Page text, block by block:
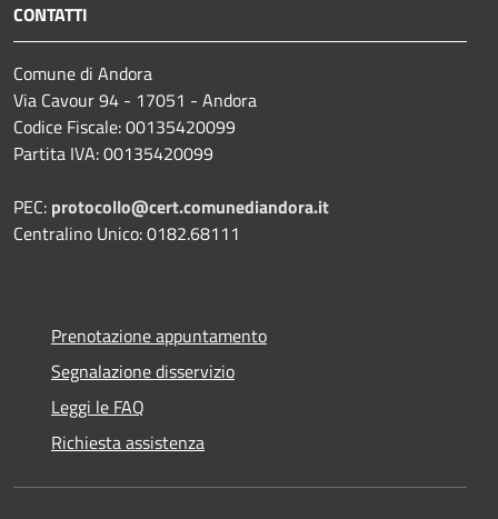
CONTATTI
Comune di Andora
Via Cavour 94 - 17051 - Andora
Codice Fiscale: 00135420099
Partita IVA: 00135420099
PEC: protocollo@cert.comunediandora.it
Centralino Unico: 0182.68111
Prenotazione appuntamento
Segnalazione disservizio
Leggi le FAQ
Richiesta assistenza